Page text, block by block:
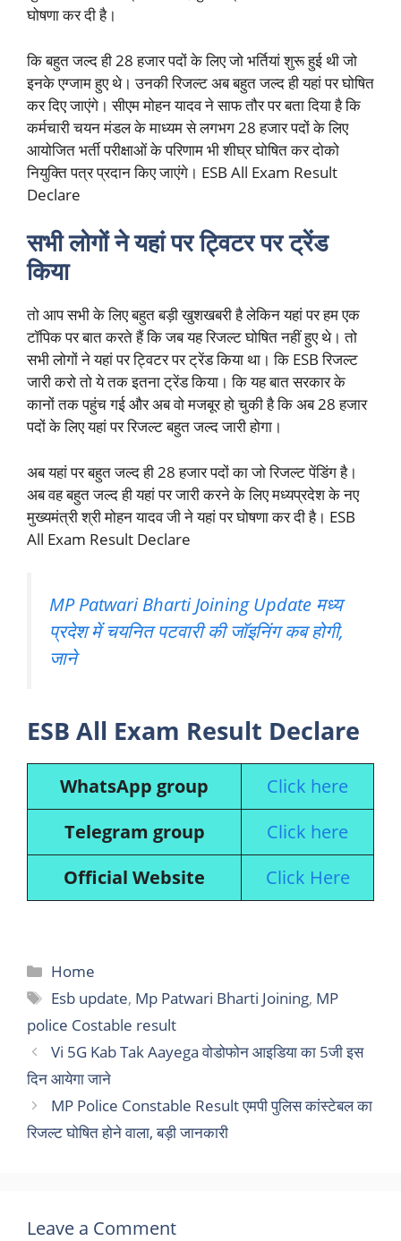
घोषणा कर दी है।
कि बहुत जल्द ही 28 हजार पदों के लिए जो भर्तियां शुरू हुई थी जो
इनके एग्जाम हुए थे। उनकी रिजल्ट अब बहुत जल्द ही यहां पर घोषित
कर दिए जाएंगे। सीएम मोहन यादव ने साफ तौर पर बता दिया है कि
कर्मचारी चयन मंडल के माध्यम से लगभग 28 हजार पदों के लिए
आयोजित भर्ती परीक्षाओं के परिणाम भी शीघ्र घोषित कर दोको
नियुक्ति पत्र प्रदान किए जाएंगे। ESB All Exam Result
Declare
सभी लोगों ने यहां पर ट्विटर पर ट्रेंड
किया
तो आप सभी के लिए बहुत बड़ी खुशखबरी है लेकिन यहां पर हम एक
टॉपिक पर बात करते हैं कि जब यह रिजल्ट घोषित नहीं हुए थे। तो
सभी लोगों ने यहां पर ट्विटर पर ट्रेंड किया था। कि ESB रिजल्ट
जारी करो तो ये तक इतना ट्रेंड किया। कि यह बात सरकार के
कानों तक पहुंच गई और अब वो मजबूर हो चुकी है कि अब 28 हजार
पदों के लिए यहां पर रिजल्ट बहुत जल्द जारी होगा।
अब यहां पर बहुत जल्द ही 28 हजार पदों का जो रिजल्ट पेंडिंग है।
अब वह बहुत जल्द ही यहां पर जारी करने के लिए मध्यप्रदेश के नए
मुख्यमंत्री श्री मोहन यादव जी ने यहां पर घोषणा कर दी है। ESB
All Exam Result Declare
MP Patwari Bharti Joining Update मध्य
प्रदेश में चयनित पटवारी की जॉइनिंग कब होगी,
जाने
ESB All Exam Result Declare
WhatsApp group
Click here
Telegram group
Click here
Official Website
Click Here
Categories
Home
Tags
Esb update, Mp Patwari Bharti Joining, MP
police Costable result
Vi 5G Kab Tak Aayega वोडोफोन आइडिया का 5जी इस
दिन आयेगा जाने
MP Police Constable Result एमपी पुलिस कांस्टेबल का
रिजल्ट घोषित होने वाला, बड़ी जानकारी
Leave a Comment